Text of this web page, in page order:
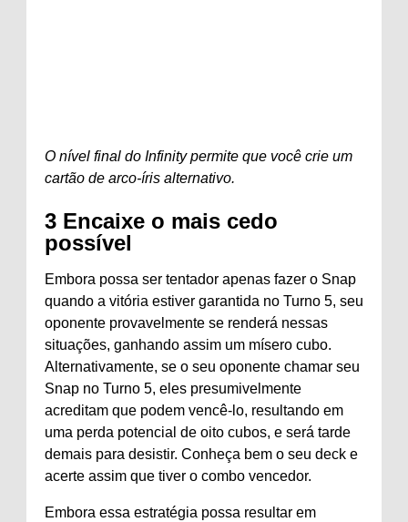
O nível final do Infinity permite que você crie um
cartão de arco-íris alternativo.
3 Encaixe o mais cedo
possível
Embora possa ser tentador apenas fazer o Snap
quando a vitória estiver garantida no Turno 5, seu
oponente provavelmente se renderá nessas
situações, ganhando assim um mísero cubo.
Alternativamente, se o seu oponente chamar seu
Snap no Turno 5, eles presumivelmente
acreditam que podem vencê-lo, resultando em
uma perda potencial de oito cubos, e será tarde
demais para desistir. Conheça bem o seu deck e
acerte assim que tiver o combo vencedor.
Embora essa estratégia possa resultar em